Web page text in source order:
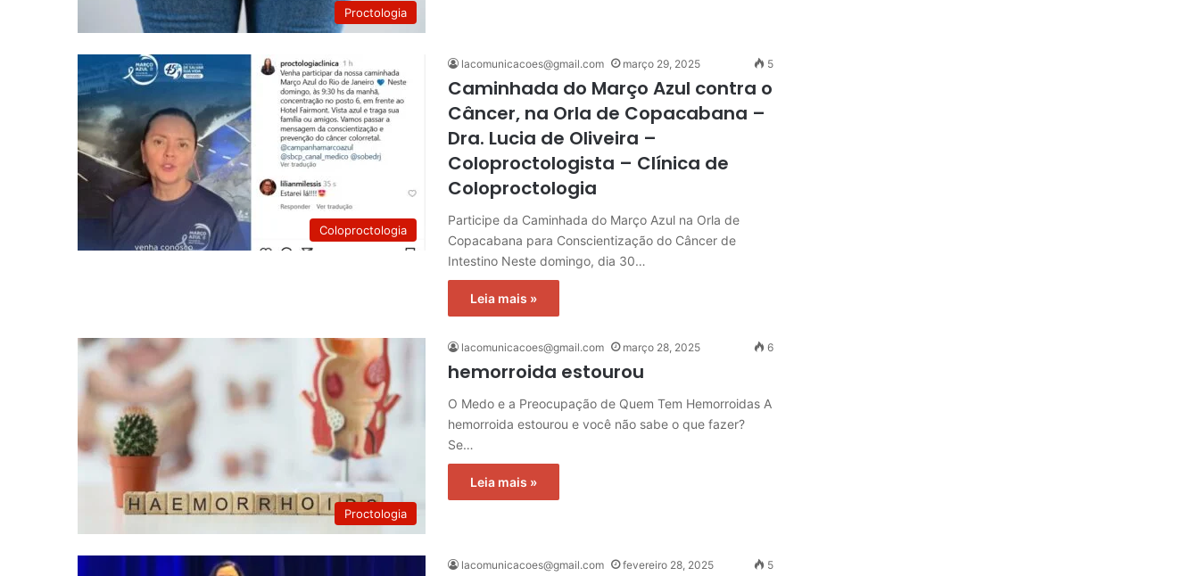
Proctologia
Coloproctologia
lacomunicacoes@gmail.com março 29, 2025 5
Caminhada do Março Azul contra o
Câncer, na Orla de Copacabana –
Dra. Lucia de Oliveira –
Coloproctologista – Clínica de
Coloproctologia
Participe da Caminhada do Março Azul na Orla de
Copacabana para Conscientização do Câncer de
Intestino Neste domingo, dia 30…
Leia mais »
Proctologia
lacomunicacoes@gmail.com março 28, 2025 6
hemorroida estourou
O Medo e a Preocupação de Quem Tem Hemorroidas A
hemorroida estourou e você não sabe o que fazer?
Se…
Leia mais »
lacomunicacoes@gmail.com fevereiro 28, 2025 5